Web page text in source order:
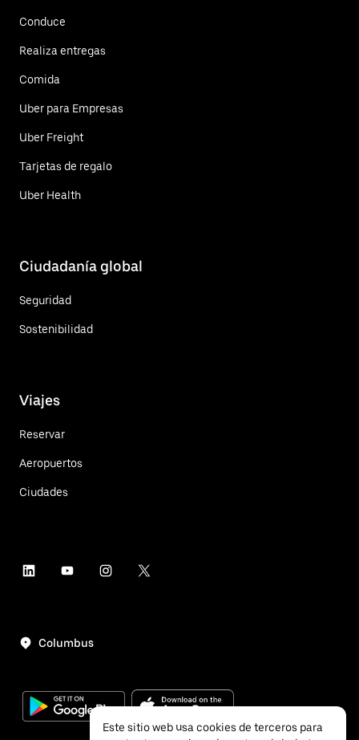
Conduce
Realiza entregas
Comida
Uber para Empresas
Uber Freight
Tarjetas de regalo
Uber Health
Ciudadanía global
Seguridad
Sostenibilidad
Viajes
Reservar
Aeropuertos
Ciudades
Columbus
Este sitio web usa cookies de terceros para